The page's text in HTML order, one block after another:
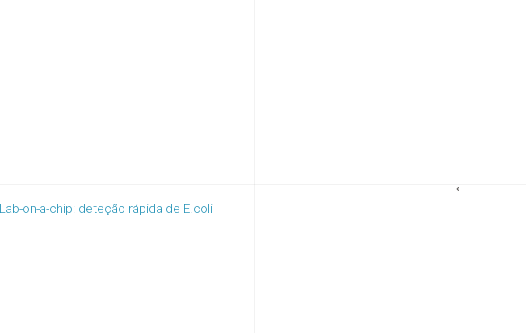
Lab-on-a-chip: deteção rápida de E.coli
<